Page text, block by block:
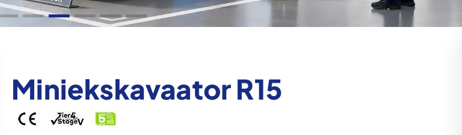
Miniekskavaator R15